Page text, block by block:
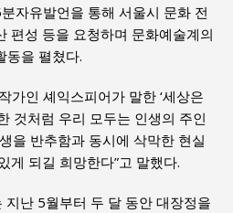
자유발언을 통해 서울시 문화 전
편성 등을 요청하며 문화예술계의
동을 펼쳤다.
가인 셰익스피어가 말한 ‘세상은
것처럼 우리 모두는 인생의 주인
을 반추함과 동시에 삭막한 현실
게 되길 희망한다”고 말했다.
난 5월부터 두 달 동안 대장정을